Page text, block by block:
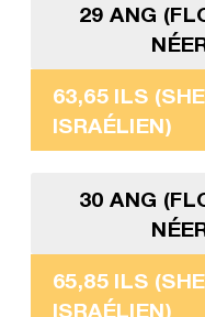
29 ANG
63,65 ILS
ISRAÉLIEN)
30 ANG
65,85 ILS
ISRAÉLIEN)